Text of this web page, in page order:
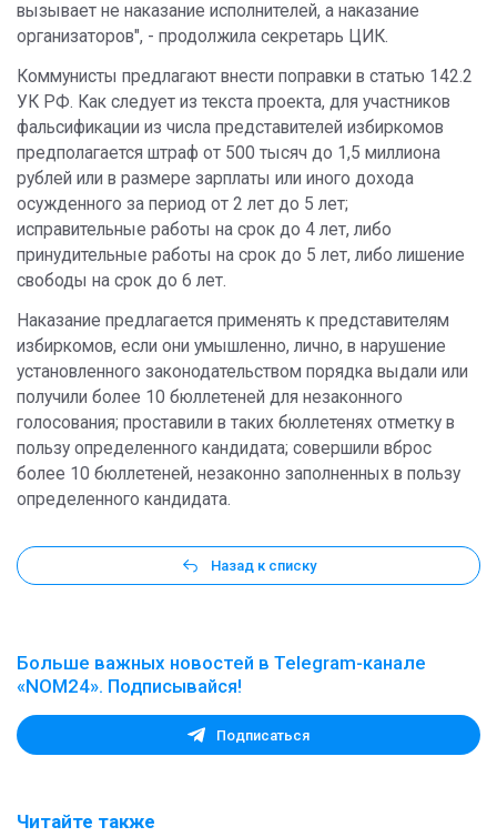
вызывает не наказание исполнителей, а наказание
организаторов", - продолжила секретарь ЦИК.
Коммунисты предлагают внести поправки в статью 142.2
УК РФ. Как следует из текста проекта, для участников
фальсификации из числа представителей избиркомов
предполагается штраф от 500 тысяч до 1,5 миллиона
рублей или в размере зарплаты или иного дохода
осужденного за период от 2 лет до 5 лет;
исправительные работы на срок до 4 лет, либо
принудительные работы на срок до 5 лет, либо лишение
свободы на срок до 6 лет.
Наказание предлагается применять к представителям
избиркомов, если они умышленно, лично, в нарушение
установленного законодательством порядка выдали или
получили более 10 бюллетеней для незаконного
голосования; проставили в таких бюллетенях отметку в
пользу определенного кандидата; совершили вброс
более 10 бюллетеней, незаконно заполненных в пользу
определенного кандидата.
Назад к списку
Больше важных новостей в Telegram-канале
«NOM24». Подписывайся!
Подписаться
Читайте также